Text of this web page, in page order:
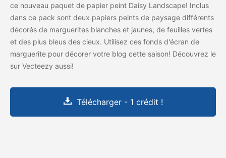
ce nouveau paquet de papier peint Daisy Landscape! Inclus
dans ce pack sont deux papiers peints de paysage différents
décorés de marguerites blanches et jaunes, de feuilles vertes
et des plus bleus des cieux. Utilisez ces fonds d'écran de
marguerite pour décorer votre blog cette saison! Découvrez le
sur Vecteezy aussi!
Télécharger - 1 crédit !